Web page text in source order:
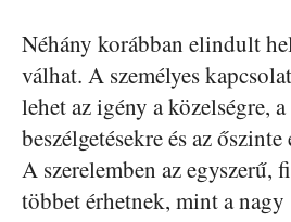
Néhány korábban elindult
válhat. A személyes
lehet az igény a közelségre,
beszélgetésekre és az
A szerelemben az egyszerű,
többet érhetnek, mint a nagy